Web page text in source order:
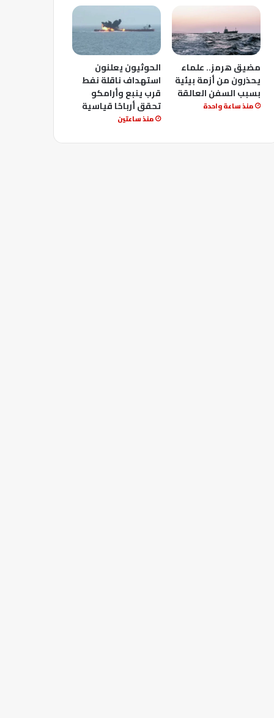
مضيق هرمز.. علماء
يحذرون من أزمة بيئية
بسبب السفن العالقة
منذ ساعة واحدة
الحوثيون يعلنون
استهداف ناقلة نفط
قرب ينبع وأرامكو
تحقق أرباحًا قياسية
منذ ساعتين